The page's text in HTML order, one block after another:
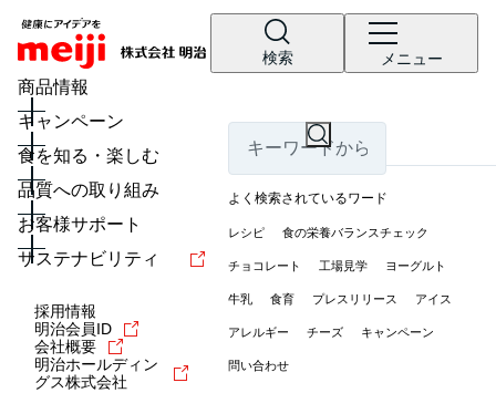
検索 メニュー
商品情報
キャンペーン
食を知る・楽しむ
品質への取り組み
お客様サポート
サステナビリティ
採用情報
明治会員ID
会社概要
明治ホールディン
グス株式会社
よく検索されているワード
レシピ 食の栄養バランスチェック
チョコレート 工場見学 ヨーグルト
牛乳 食育 プレスリリース アイス
アレルギー チーズ キャンペーン
問い合わせ